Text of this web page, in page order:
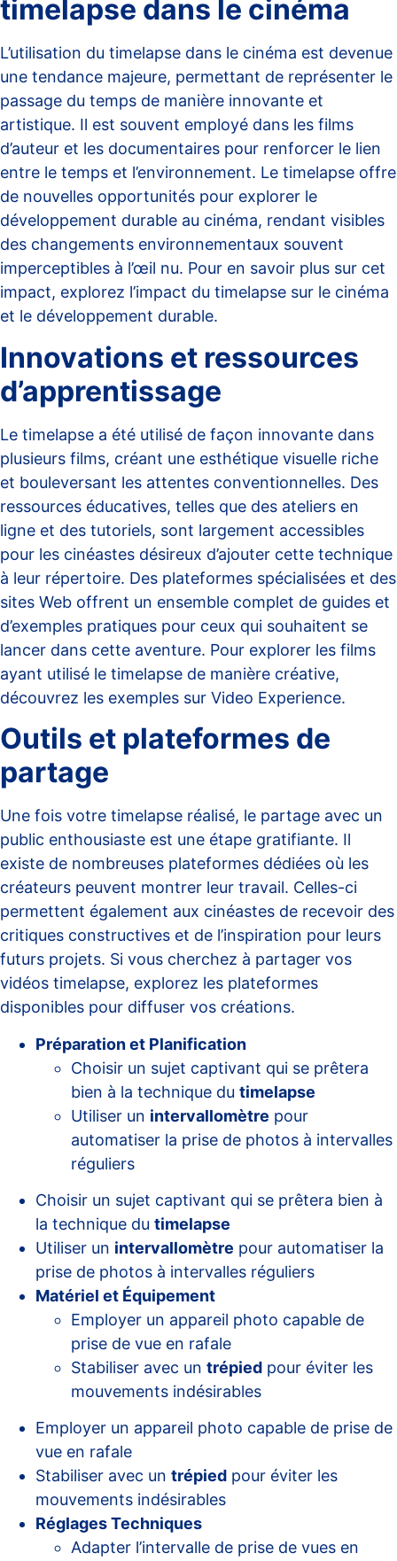
timelapse dans le cinéma
L’utilisation du timelapse dans le cinéma est devenue
une tendance majeure, permettant de représenter le
passage du temps de manière innovante et
artistique. Il est souvent employé dans les films
d’auteur et les documentaires pour renforcer le lien
entre le temps et l’environnement. Le timelapse offre
de nouvelles opportunités pour explorer le
développement durable au cinéma, rendant visibles
des changements environnementaux souvent
imperceptibles à l’œil nu. Pour en savoir plus sur cet
impact, explorez l’impact du timelapse sur le cinéma
et le développement durable.
Innovations et ressources
d’apprentissage
Le timelapse a été utilisé de façon innovante dans
plusieurs films, créant une esthétique visuelle riche
et bouleversant les attentes conventionnelles. Des
ressources éducatives, telles que des ateliers en
ligne et des tutoriels, sont largement accessibles
pour les cinéastes désireux d’ajouter cette technique
à leur répertoire. Des plateformes spécialisées et des
sites Web offrent un ensemble complet de guides et
d’exemples pratiques pour ceux qui souhaitent se
lancer dans cette aventure. Pour explorer les films
ayant utilisé le timelapse de manière créative,
découvrez les exemples sur Video Experience.
Outils et plateformes de
partage
Une fois votre timelapse réalisé, le partage avec un
public enthousiaste est une étape gratifiante. Il
existe de nombreuses plateformes dédiées où les
créateurs peuvent montrer leur travail. Celles-ci
permettent également aux cinéastes de recevoir des
critiques constructives et de l’inspiration pour leurs
futurs projets. Si vous cherchez à partager vos
vidéos timelapse, explorez les plateformes
disponibles pour diffuser vos créations.
Préparation et Planification
Choisir un sujet captivant qui se prêtera
bien à la technique du timelapse
Utiliser un intervallomètre pour
automatiser la prise de photos à intervalles
réguliers
Choisir un sujet captivant qui se prêtera bien à
la technique du timelapse
Utiliser un intervallomètre pour automatiser la
prise de photos à intervalles réguliers
Matériel et Équipement
Employer un appareil photo capable de
prise de vue en rafale
Stabiliser avec un trépied pour éviter les
mouvements indésirables
Employer un appareil photo capable de prise de
vue en rafale
Stabiliser avec un trépied pour éviter les
mouvements indésirables
Réglages Techniques
Adapter l’intervalle de prise de vues en